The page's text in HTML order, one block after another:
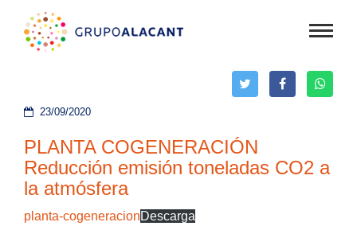
23/09/2020
PLANTA COGENERACIÓN
Reducción emisión toneladas CO2 a
la atmósfera
planta-cogeneracionDescarga